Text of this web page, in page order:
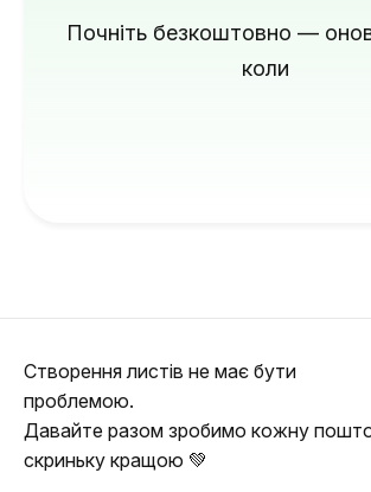
Почніть безкоштовно —
коли
Створення листів не має бути
проблемою.
Давайте разом зробимо кожну
скриньку кращою 💚